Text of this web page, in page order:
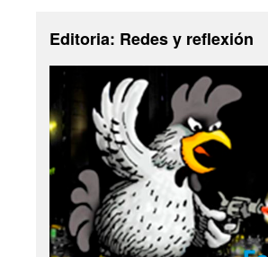
Editoria: Redes y reflexión